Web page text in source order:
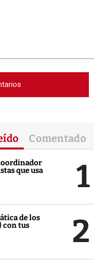
Comentado
que usa
1
de los
con tus
2